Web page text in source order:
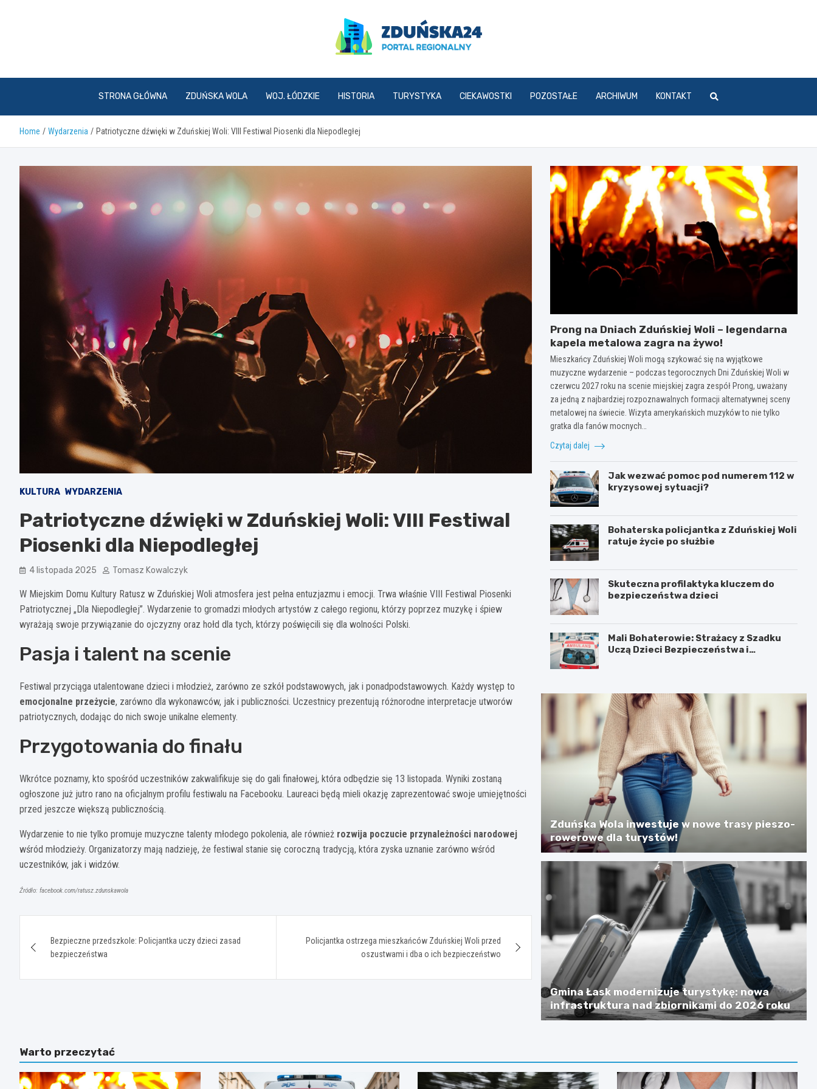
zdunska24.pl
STRONA GŁÓWNA ZDUŃSKA WOLA WOJ. ŁÓDZKIE HISTORIA TURYSTYKA CIEKAWOSTKI POZOSTAŁE ARCHIWUM KONTAKT
Home Wydarzenia Patriotyczne dźwięki w Zduńskiej Woli: VIII Festiwal Piosenki dla Niepodległej
KULTURA WYDARZENIA
Patriotyczne dźwięki w Zduńskiej Woli: VIII Festiwal
Piosenki dla Niepodległej
4 listopada 2025 Tomasz Kowalczyk
W Miejskim Domu Kultury Ratusz w Zduńskiej Woli atmosfera jest pełna entuzjazmu i emocji. Trwa właśnie VIII Festiwal Piosenki
Patriotycznej „Dla Niepodległej”. Wydarzenie to gromadzi młodych artystów z całego regionu, którzy poprzez muzykę i śpiew
wyrażają swoje przywiązanie do ojczyzny oraz hołd dla tych, którzy poświęcili się dla wolności Polski.
Pasja i talent na scenie
Festiwal przyciąga utalentowane dzieci i młodzież, zarówno ze szkół podstawowych, jak i ponadpodstawowych. Każdy występ to
emocjonalne przeżycie, zarówno dla wykonawców, jak i publiczności. Uczestnicy prezentują różnorodne interpretacje utworów
patriotycznych, dodając do nich swoje unikalne elementy.
Przygotowania do finału
Wkrótce poznamy, kto spośród uczestników zakwalifikuje się do gali finałowej, która odbędzie się 13 listopada. Wyniki zostaną
ogłoszone już jutro rano na oficjalnym profilu festiwalu na Facebooku. Laureaci będą mieli okazję zaprezentować swoje umiejętności
przed jeszcze większą publicznością.
Wydarzenie to nie tylko promuje muzyczne talenty młodego pokolenia, ale również rozwija poczucie przynależności narodowej
wśród młodzieży. Organizatorzy mają nadzieję, że festiwal stanie się coroczną tradycją, która zyska uznanie zarówno wśród
uczestników, jak i widzów.
Źródło: facebook.com/ratusz.zdunskawola
wpisuBezpieczne przedszkole: Policjantka uczy dzieci zasad
bezpieczeństwa
Policjantka ostrzega mieszkańców Zduńskiej Woli przed
oszustwami i dba o ich bezpieczeństwo
Prong na Dniach Zduńskiej Woli – legendarna
kapela metalowa zagra na żywo!
Mieszkańcy Zduńskiej Woli mogą szykować się na wyjątkowe
muzyczne wydarzenie – podczas tegorocznych Dni Zduńskiej Woli w
czerwcu 2027 roku na scenie miejskiej zagra zespół Prong, uważany
za jedną z najbardziej rozpoznawalnych formacji alternatywnej sceny
metalowej na świecie. Wizyta amerykańskich muzyków to nie tylko
gratka dla fanów mocnych…
Czytaj dalej
Jak wezwać pomoc pod numerem 112 w
kryzysowej sytuacji?
Bohaterska policjantka z Zduńskiej Woli
ratuje życie po służbie
Skuteczna profilaktyka kluczem do
bezpieczeństwa dzieci
Mali Bohaterowie: Strażacy z Szadku
Uczą Dzieci Bezpieczeństwa i
Zduńska Wola inwestuje w nowe trasy pieszo-
rowerowe dla turystów!
Gmina Łask modernizuje turystykę: nowa
infrastruktura nad zbiornikami do 2026 roku
Warto przeczytać